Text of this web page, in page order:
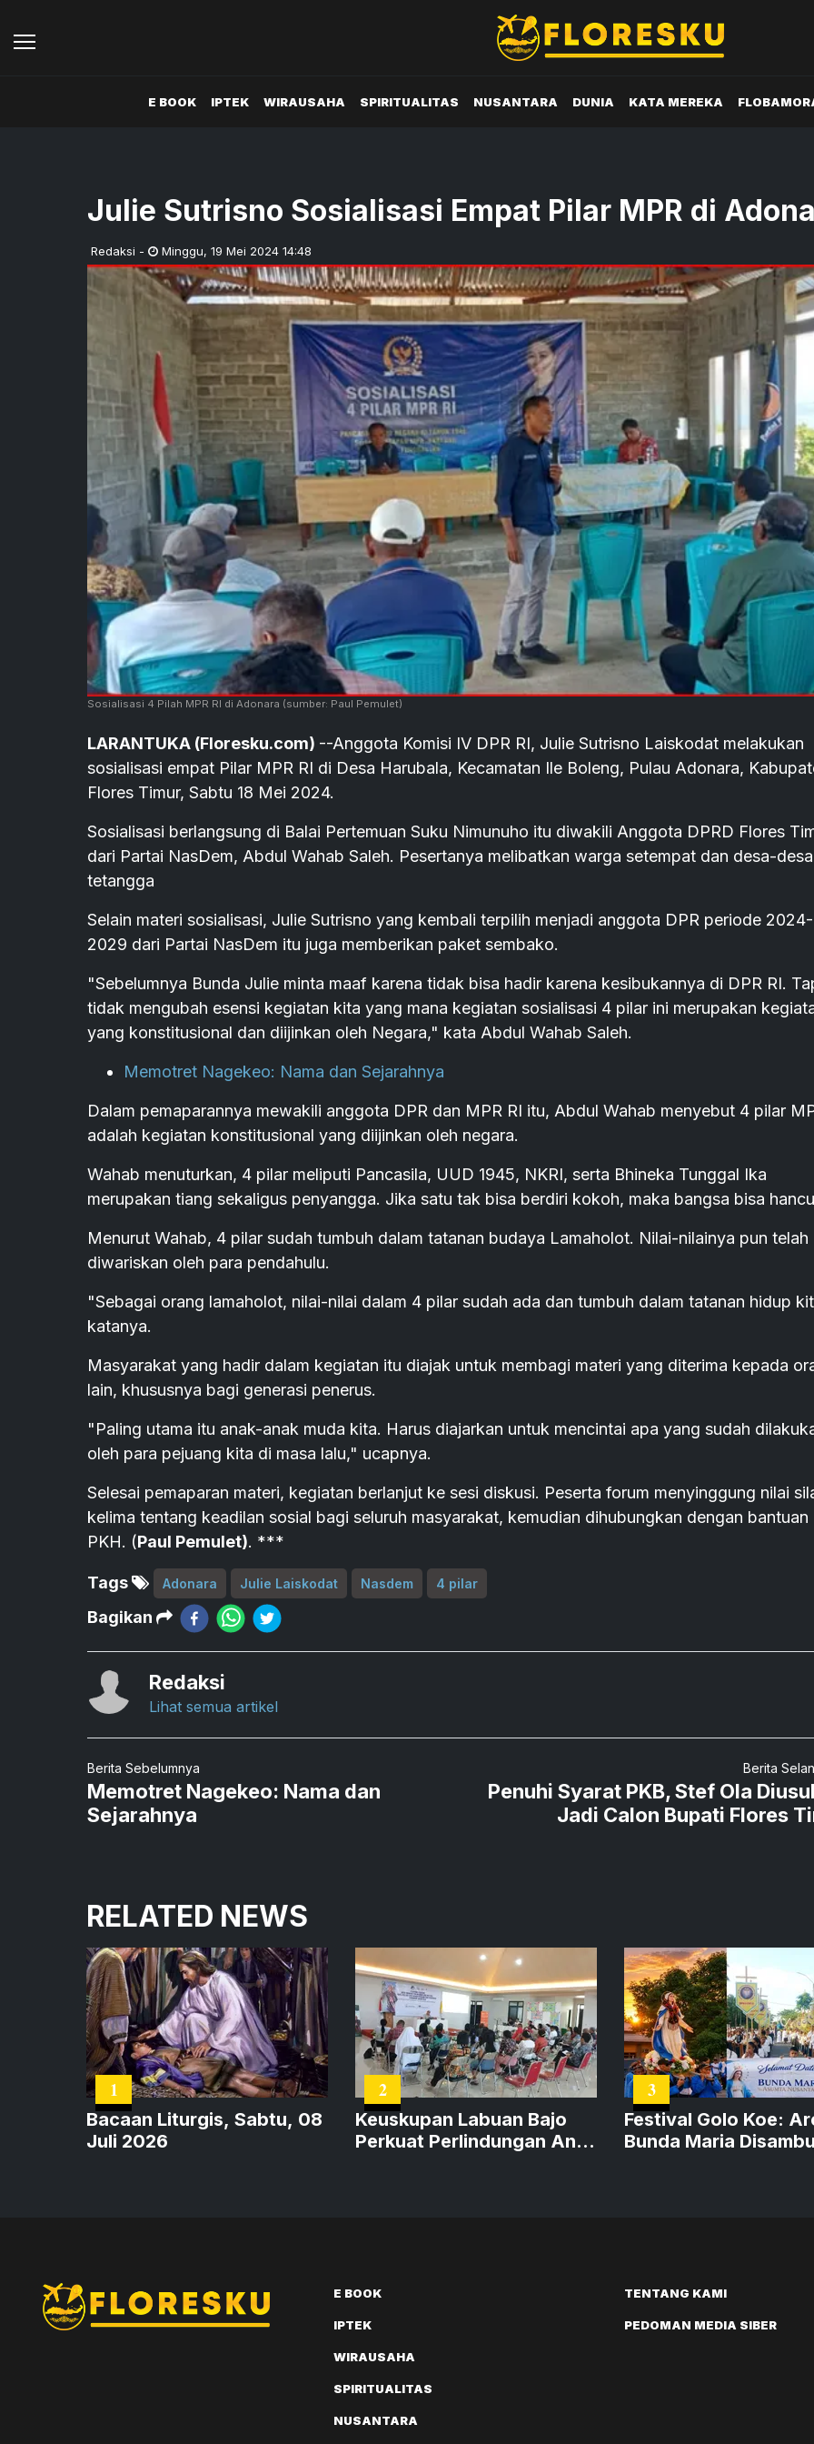
E BOOK IPTEK WIRAUSAHA SPIRITUALITAS NUSANTARA DUNIA KATA MEREKA
Julie Sutrisno Sosialisasi Empat Pilar MPR di
Redaksi - Minggu, 19 Mei 2024 14:48
Sosialisasi 4 Pilah MPR RI di Adonara (sumber: Paul Pemulet)
LARANTUKA (Floresku.com) --Anggota Komisi IV DPR RI, Julie Sutrisno Laiskodat melakukan
sosialisasi empat Pilar MPR RI di Desa Harubala, Kecamatan Ile Boleng, Pulau Adonara,
Flores Timur, Sabtu 18 Mei 2024.
Sosialisasi berlangsung di Balai Pertemuan Suku Nimunuho itu diwakili Anggota DPRD Flores
dari Partai NasDem, Abdul Wahab Saleh. Pesertanya melibatkan warga setempat dan desa-desa
tetangga
Selain materi sosialisasi, Julie Sutrisno yang kembali terpilih menjadi anggota DPR periode 2024-
2029 dari Partai NasDem itu juga memberikan paket sembako.
"Sebelumnya Bunda Julie minta maaf karena tidak bisa hadir karena kesibukannya di DPR RI.
tidak mengubah esensi kegiatan kita yang mana kegiatan sosialisasi 4 pilar ini merupakan
yang konstitusional dan diijinkan oleh Negara," kata Abdul Wahab Saleh.
Memotret Nagekeo: Nama dan Sejarahnya
Dalam pemaparannya mewakili anggota DPR dan MPR RI itu, Abdul Wahab menyebut 4 pilar
adalah kegiatan konstitusional yang diijinkan oleh negara.
Wahab menuturkan, 4 pilar meliputi Pancasila, UUD 1945, NKRI, serta Bhineka Tunggal Ika
merupakan tiang sekaligus penyangga. Jika satu tak bisa berdiri kokoh, maka bangsa bisa
Menurut Wahab, 4 pilar sudah tumbuh dalam tatanan budaya Lamaholot. Nilai-nilainya pun telah
diwariskan oleh para pendahulu.
"Sebagai orang lamaholot, nilai-nilai dalam 4 pilar sudah ada dan tumbuh dalam tatanan hidup
katanya.
Masyarakat yang hadir dalam kegiatan itu diajak untuk membagi materi yang diterima kepada
lain, khususnya bagi generasi penerus.
"Paling utama itu anak-anak muda kita. Harus diajarkan untuk mencintai apa yang sudah
oleh para pejuang kita di masa lalu," ucapnya.
Selesai pemaparan materi, kegiatan berlanjut ke sesi diskusi. Peserta forum menyinggung nilai
kelima tentang keadilan sosial bagi seluruh masyarakat, kemudian dihubungkan dengan bantuan
PKH. (Paul Pemulet). ***
Tags Adonara Julie Laiskodat Nasdem 4 pilar
Bagikan
Redaksi
Lihat semua artikel
Berita Sebelumnya
Memotret Nagekeo: Nama dan
Sejarahnya
Berita
Penuhi Syarat PKB, Stef Ola
Jadi Calon Bupati Flores
RELATED NEWS
1
Bacaan Liturgis, Sabtu, 08
Juli 2026
2
Keuskupan Labuan Bajo
Perkuat Perlindungan Anak
3
Festival Golo Koe:
Bunda Maria
E BOOK
IPTEK
WIRAUSAHA
SPIRITUALITAS
NUSANTARA
TENTANG KAMI
PEDOMAN MEDIA SIBER